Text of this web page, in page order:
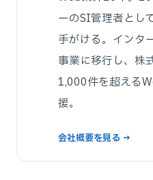
ーのSI管理者とし
手がける。インタ
事業に移行し、株
1,000件を超える
援。
会社概要を見る →